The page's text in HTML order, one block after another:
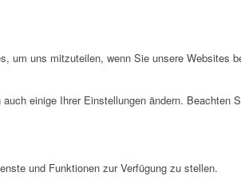
um uns mitzuteilen, wenn Sie unsere Websites
einige Ihrer Einstellungen ändern.
und Funktionen zur Verfügung zu stellen.